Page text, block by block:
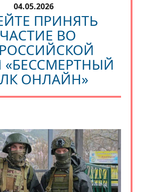
04.05.2026
ПРИНЯТЬ
ВО
ОНЛАЙН»